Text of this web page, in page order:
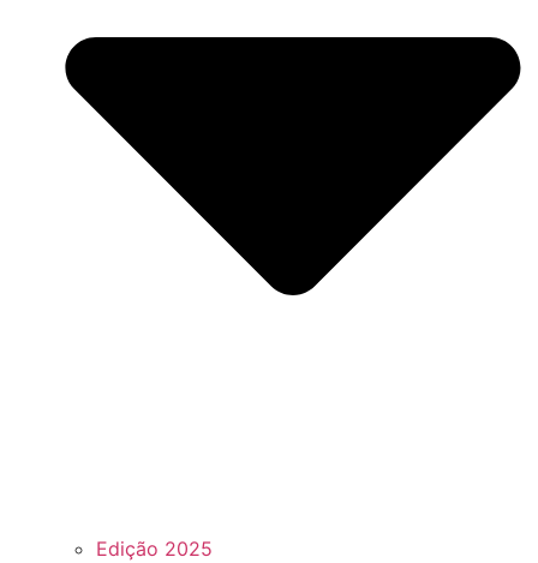
Edição 2025